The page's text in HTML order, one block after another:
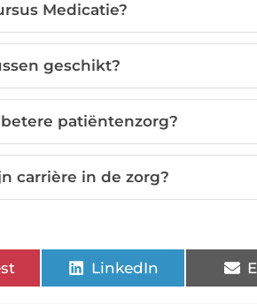
Medicatie?
geschikt?
patiëntenzorg?
carrière in de zorg?
LinkedIn